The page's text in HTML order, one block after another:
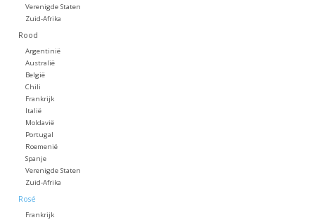
Verenigde Staten
Zuid-Afrika
Rood
Argentinië
Australië
België
Chili
Frankrijk
Italië
Moldavië
Portugal
Roemenië
Spanje
Verenigde Staten
Zuid-Afrika
Rosé
Frankrijk